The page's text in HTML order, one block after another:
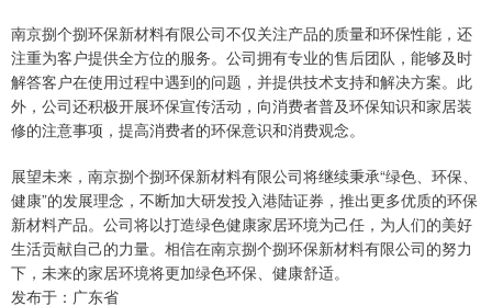
南京捌个捌环保新材料有限公司不仅关注产品的质量和环保性能，还
注重为客户提供全方位的服务。公司拥有专业的售后团队，能够及时
解答客户在使用过程中遇到的问题，并提供技术支持和解决方案。此
外，公司还积极开展环保宣传活动，向消费者普及环保知识和家居装
修的注意事项，提高消费者的环保意识和消费观念。
展望未来，南京捌个捌环保新材料有限公司将继续秉承“绿色、环保、
健康”的发展理念，不断加大研发投入港陆证券，推出更多优质的环保
新材料产品。公司将以打造绿色健康家居环境为己任，为人们的美好
生活贡献自己的力量。相信在南京捌个捌环保新材料有限公司的努力
下，未来的家居环境将更加绿色环保、健康舒适。
发布于：广东省